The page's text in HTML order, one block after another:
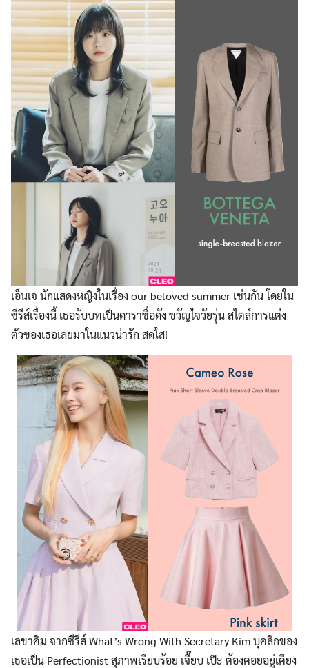
เอ็นเจ นักแสดงหญิงในเรื่อง our beloved summer เช่นกัน โดยใน
ซีรีส์เรื่องนี้ เธอรับบทเป็นดาราชื่อดัง ขวัญใจวัยรุ่น สไตล์การแต่ง
ตัวของเธอเลยมาในแนวน่ารัก สดใส!
เลขาคิม จากซีรีส์ What’s Wrong With Secretary Kim บุคลิกของ
เธอเป็น Perfectionist สุภาพเรียบร้อย เจี๊ยบ เป๊ะ ต้องคอยอยู่เคียง